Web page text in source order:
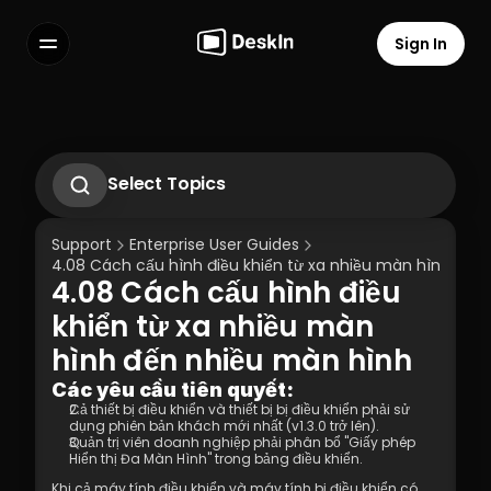
Terms of Service
Privacy Policy
Sign In
Select Topics
2.1. Hướng Dẫn Vận Hành Lần Đầu
Hướng dẫn vận hành kịch bản làm việc từ
xa 2.2
Hướng dẫn vận hành kịch bản hỗ trợ kỹ
thuật 2.3
2.4 Kịch bản Hỗ trợ Kỹ thuật Tạm thời -
Hướng dẫn Vận hành SOS
3.1 Cài đặt Silent Cmd & Liên kết thiết bị
3.2 Phương pháp Gắn kết: Mã Triển khai
Doanh nghiệp | Mật khẩu Tài khoản
3.3 Cách hủy liên kết thiết bị sau khi đã
liên kết (Kết thúc được kiểm soát)
Support
Enterprise User Guides
4.08 Cách cấu hình điều khiển từ xa nhiều màn hình
4.08 Cách cấu hình điều
khiển từ xa nhiều màn
hình đến nhiều màn hình
Các yêu cầu tiên quyết:
Cả thiết bị điều khiển và thiết bị bị điều khiển phải sử
dụng phiên bản khách mới nhất (v1.3.0 trở lên).
Quản trị viên doanh nghiệp phải phân bổ "Giấy phép
Hiển thị Đa Màn Hình" trong bảng điều khiển.